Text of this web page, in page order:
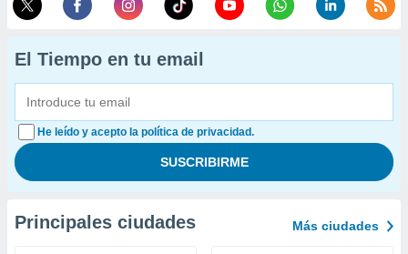
El Tiempo en tu email
He leído y acepto la política de privacidad.
Principales ciudades Más ciudades